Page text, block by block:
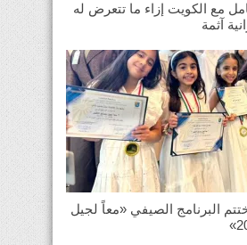
مع الكويت إزاء ما تتعرض له
آثمة
البرنامج الصيفي «معاً لجيل